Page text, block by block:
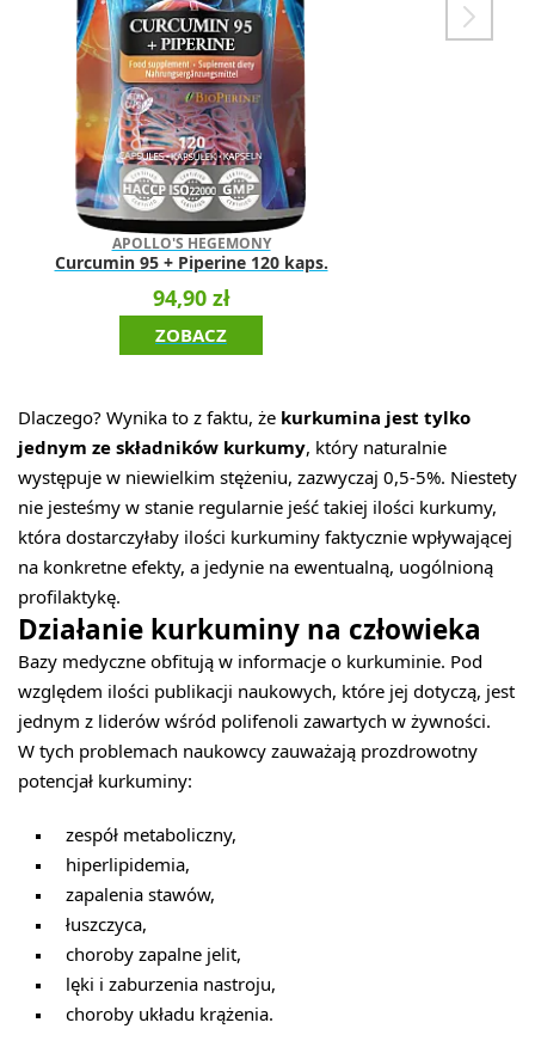
APOLLO'S HEGEMONY
Curcumin 95 + Piperine 120 kaps.
94,90 zł
ZOBACZ
Dlaczego? Wynika to z faktu, że kurkumina jest tylko
jednym ze składników kurkumy , który naturalnie
występuje w niewielkim stężeniu, zazwyczaj 0,5-5%. Niestety
nie jesteśmy w stanie regularnie jeść takiej ilości kurkumy,
która dostarczyłaby ilości kurkuminy faktycznie wpływającej
na konkretne efekty, a jedynie na ewentualną, uogólnioną
profilaktykę.
Działanie kurkuminy na człowieka
Bazy medyczne obfitują w informacje o kurkuminie. Pod
względem ilości publikacji naukowych, które jej dotyczą, jest
jednym z liderów wśród polifenoli zawartych w żywności.
W tych problemach naukowcy zauważają prozdrowotny
potencjał kurkuminy:
zespół metaboliczny,
hiperlipidemia,
zapalenia stawów,
łuszczyca,
choroby zapalne jelit,
lęki i zaburzenia nastroju,
choroby układu krążenia.